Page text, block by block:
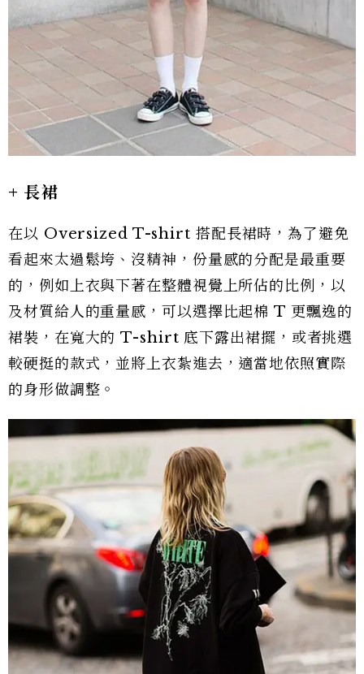
+ 長裙
在以 Oversized T-shirt 搭配長裙時，為了避免
看起來太過鬆垮、沒精神，份量感的分配是最重要
的，例如上衣與下著在整體視覺上所佔的比例，以
及材質給人的重量感，可以選擇比起棉 T 更飄逸的
裙裝，在寬大的 T-shirt 底下露出裙擺，或者挑選
較硬挺的款式，並將上衣紮進去，適當地依照實際
的身形做調整。